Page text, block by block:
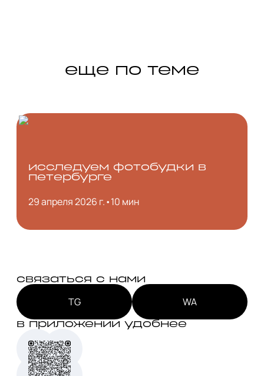
еще по теме
исследуем фотобудки в
петербурге
29 апреля 2026 г.•10 мин
связаться с нами
TG WA
в приложении удобнее